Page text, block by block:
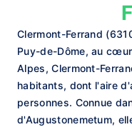
Clermont-Ferrand
Puy-de-Dôme, au
Alpes, Clermont-
habitants, dont l'aire
personnes. Connue
d'Augustonemetum,